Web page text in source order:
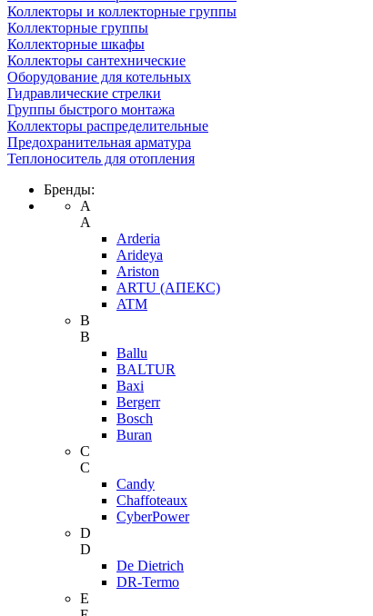
Коллекторы и коллекторные группы
Коллекторные группы
Коллекторные шкафы
Коллекторы сантехнические
Оборудование для котельных
Гидравлические стрелки
Группы быстрого монтажа
Коллекторы распределительные
Предохранительная арматура
Теплоноситель для отопления
Бренды:
A
A
Arderia
Arideya
Ariston
ARTU (АПЕКС)
ATM
B
B
Ballu
BALTUR
Baxi
Bergerr
Bosch
Buran
C
C
Candy
Chaffoteaux
CyberPower
D
D
De Dietrich
DR-Termo
E